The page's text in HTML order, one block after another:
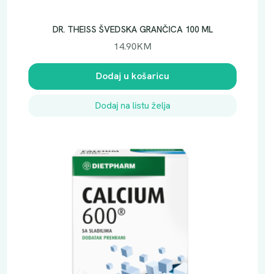
DR. THEISS ŠVEDSKA GRANČICA 100 ML
14.90KM
Dodaj u košaricu
Dodaj na listu želja